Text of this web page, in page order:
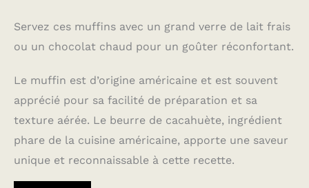
Servez ces muffins avec un grand verre de lait frais
ou un chocolat chaud pour un goûter réconfortant.
Le muffin est d’origine américaine et est souvent
apprécié pour sa facilité de préparation et sa
texture aérée. Le beurre de cacahuète, ingrédient
phare de la cuisine américaine, apporte une saveur
unique et reconnaissable à cette recette.